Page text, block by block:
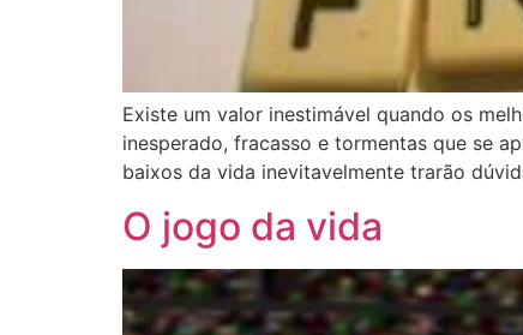
Existe um valor inestimável quando os
inesperado, fracasso e tormentas que se
baixos da vida inevitavelmente trarão
O jogo da vida